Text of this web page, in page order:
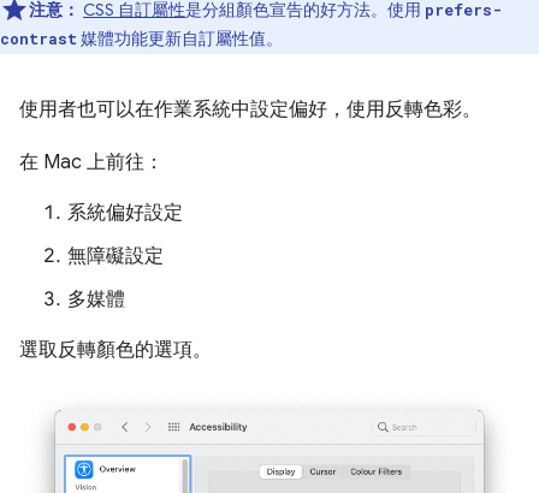
注意： CSS 自訂屬性是分組顏色宣告的好方法。使用 prefers-
contrast 媒體功能更新自訂屬性值。
使用者也可以在作業系統中設定偏好，使用反轉色彩。
在 Mac 上前往：
系統偏好設定
無障礙設定
多媒體
選取反轉顏色的選項。